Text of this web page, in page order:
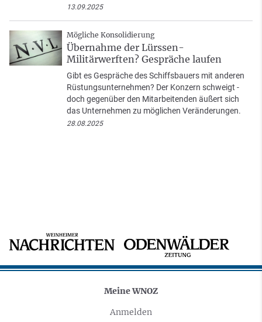
13.09.2025
Mögliche Konsolidierung
Übernahme der Lürssen-
Militärwerften? Gespräche laufen
Gibt es Gespräche des Schiffsbauers mit anderen
Rüstungsunternehmen? Der Konzern schweigt -
doch gegenüber den Mitarbeitenden äußert sich
das Unternehmen zu möglichen Veränderungen.
28.08.2025
Meine WNOZ
Anmelden